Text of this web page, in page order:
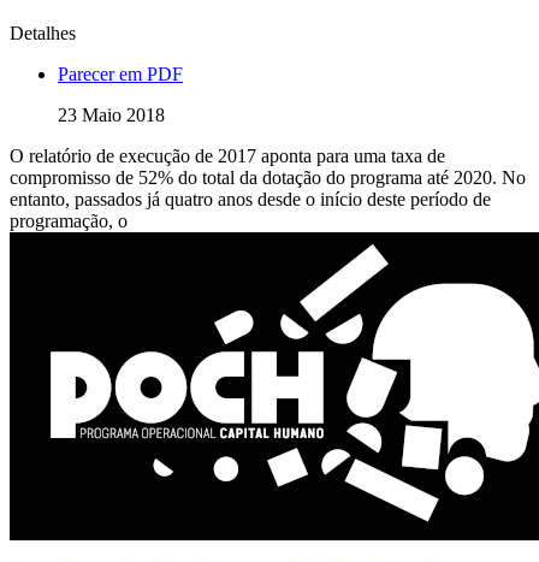
Detalhes
Parecer em PDF
23 Maio 2018
O relatório de execução de 2017 aponta para uma taxa de
compromisso de 52% do total da dotação do programa até 2020. No
entanto, passados já quatro anos desde o início deste período de
programação, o